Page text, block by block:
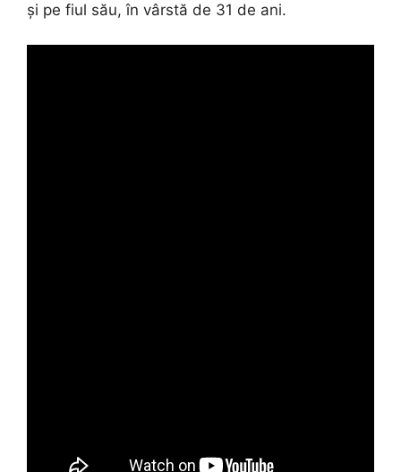
și pe fiul său, în vârstă de 31 de ani.